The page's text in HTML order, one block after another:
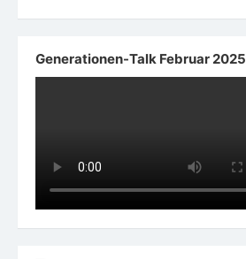
Generationen-Talk Februar 2025